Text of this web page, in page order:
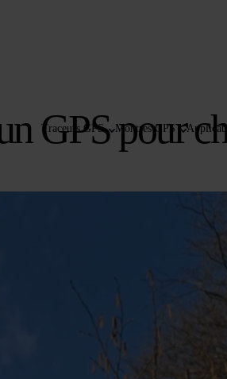
Traceurs GPS Montres GPS
GPS pour